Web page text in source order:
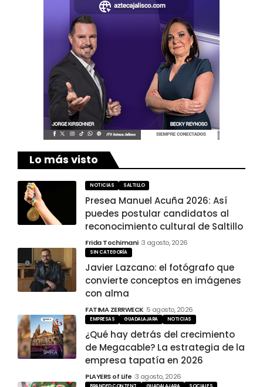
Lo más visto
NOTICIAS SALTILLO
Presea Manuel Acuña 2026: Así
puedes postular candidatos al
reconocimiento cultural de Saltillo
Frida Tochimani 3 agosto, 2026
SIN CATEGORÍA
Javier Lazcano: el fotógrafo que
convierte conceptos en imágenes
con alma
FATIMA ZERRWECK 5 agosto, 2026
EMPRESAS GUADALAJARA NOTICIAS
¿Qué hay detrás del crecimiento
de Megacable? La estrategia de la
empresa tapatía en 2026
PLAYERS of Life 3 agosto, 2026